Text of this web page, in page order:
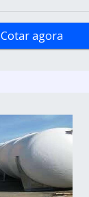
Cotar agora